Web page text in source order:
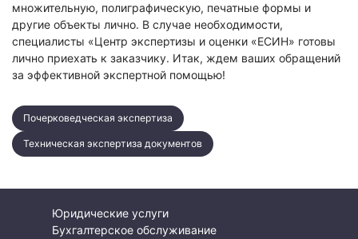
множительную, полиграфическую, печатные формы и
другие объекты лично. В случае необходимости,
специалисты «Центр экспертизы и оценки «ЕСИН» готовы
лично приехать к заказчику. Итак, ждем ваших обращений
за эффективной экспертной помощью!
Почерковедческая экспертиза
Техническая экспертиза документов
Юридические услуги
Бухгалтерское обслуживание